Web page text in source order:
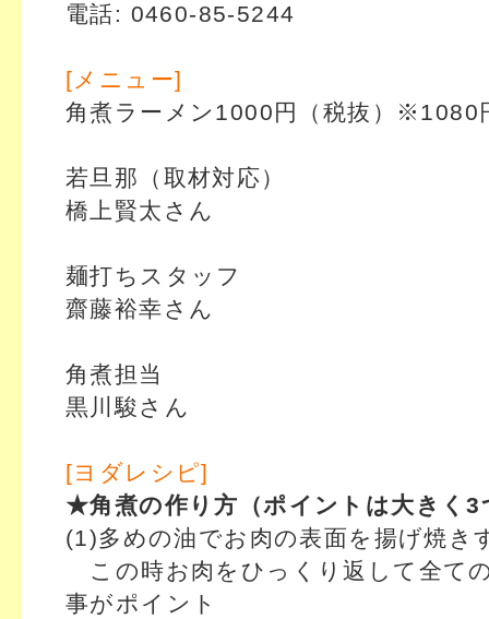
電話: 0460-85-5244
[メニュー]
角煮ラーメン1000円（税抜）※1080
若旦那（取材対応）
橋上賢太さん
麺打ちスタッフ
齋藤裕幸さん
角煮担当
黒川駿さん
[ヨダレシピ]
★角煮の作り方（ポイントは大きく3
(1)多めの油でお肉の表面を揚げ焼き
この時お肉をひっくり返して全て
事がポイント